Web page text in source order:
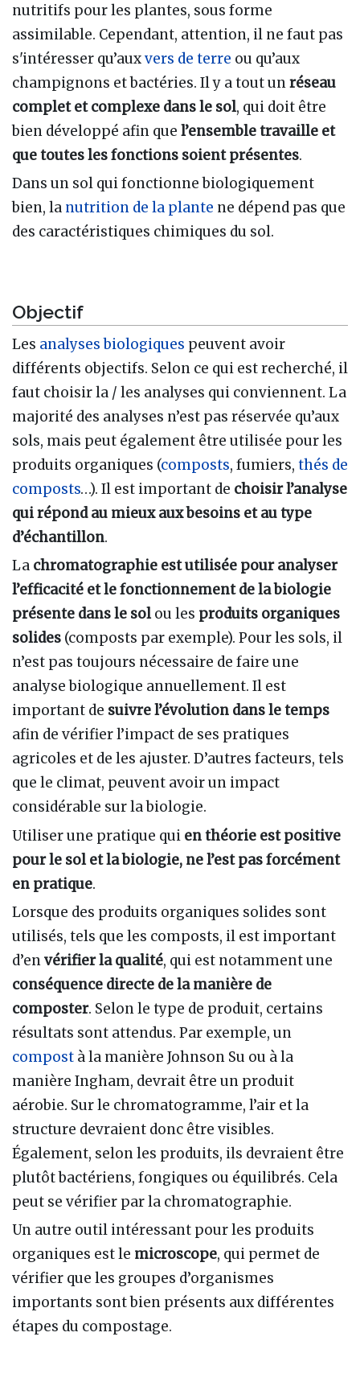
nutritifs pour les plantes, sous forme
assimilable. Cependant, attention, il ne faut pas
s'intéresser qu’auxvers de terre ou qu’aux
champignons et bactéries. Il y a tout unréseau
complet et complexe dans le sol, qui doit être
bien développé afin que l’ensemble travaille et
que toutes les fonctions soient présentes.
Dans un sol qui fonctionne biologiquement
bien, la nutrition de la plante ne dépend pas que
des caractéristiques chimiques du sol.
Objectif
Les analyses biologiques peuvent avoir
différents objectifs. Selon ce qui est recherché, il
faut choisir la / les analyses qui conviennent. La
majorité des analyses n’est pas réservée qu’aux
sols, mais peut également être utilisée pour les
produits organiques (composts, fumiers, thés de
composts…). Il est important de choisir l’analyse
qui répond au mieux aux besoins et au type
d’échantillon.
La chromatographie est utilisée pour analyser
l’efficacité et le fonctionnement de la biologie
présente dans le solou les produits organiques
solides (composts par exemple). Pour les sols, il
n’est pas toujours nécessaire de faire une
analyse biologique annuellement. Il est
important de suivre l’évolution dans le temps
afin de vérifier l’impact de ses pratiques
agricoles et de les ajuster. D’autres facteurs, tels
que le climat, peuvent avoir un impact
considérable sur la biologie.
Utiliser une pratique qui en théorie est positive
pour le sol et la biologie, ne l’est pas forcément
en pratique.
Lorsque des produits organiques solides sont
utilisés, tels que les composts, il est important
d’envérifier la qualité, qui est notamment une
conséquence directe de la manière de
composter. Selon le type de produit, certains
résultats sont attendus. Par exemple, un
compost à la manière Johnson Su ou à la
manière Ingham, devrait être un produit
aérobie. Sur le chromatogramme, l’air et la
structure devraient donc être visibles.
Également, selon les produits, ils devraient être
plutôt bactériens, fongiques ou équilibrés. Cela
peut se vérifier par la chromatographie.
Un autre outil intéressant pour les produits
organiques est le microscope, qui permet de
vérifier que les groupes d’organismes
importants sont bien présents aux différentes
étapes du compostage.